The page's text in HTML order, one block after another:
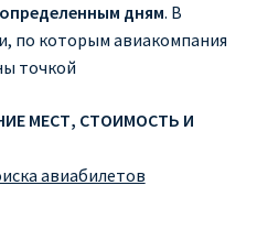
дням. В
по которым авиакомпания
точкой
МЕСТ, СТОИМОСТЬ И
авиабилетов